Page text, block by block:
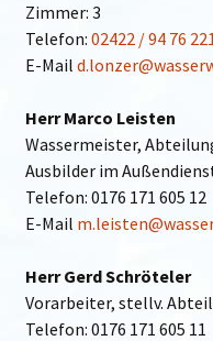
Zimmer: 3
Telefon: 02422 / 94 76
E-Mail
Herr Marco Leisten
Wassermeister,
Ausbilder im
Telefon: 0176 171 605 12
E-Mail
Herr Gerd Schröteler
Vorarbeiter, stellv.
Telefon: 0176 171 605 11